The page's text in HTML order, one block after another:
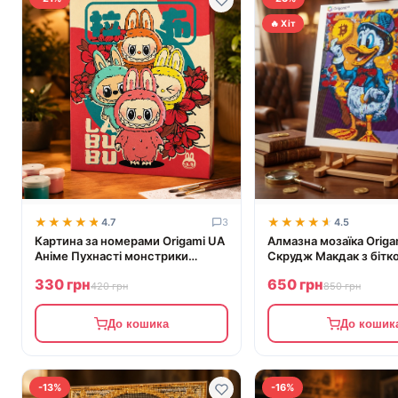
★★★★★
★★★★★ 4.7 3
Картина за номерами Origami UA
Аніме Пухнасті монстрики
330 грн420 грн
До кошика
🔥 Хіт
★★★★★
★★★★★ 4.5
Алмазна мозаїка
Скрудж Макдак з
650 грн850 грн
До
-13% -16%